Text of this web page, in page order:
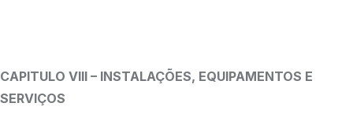
CAPITULO VIII – INSTALAÇÕES, EQUIPAMENTOS E
SERVIÇOS